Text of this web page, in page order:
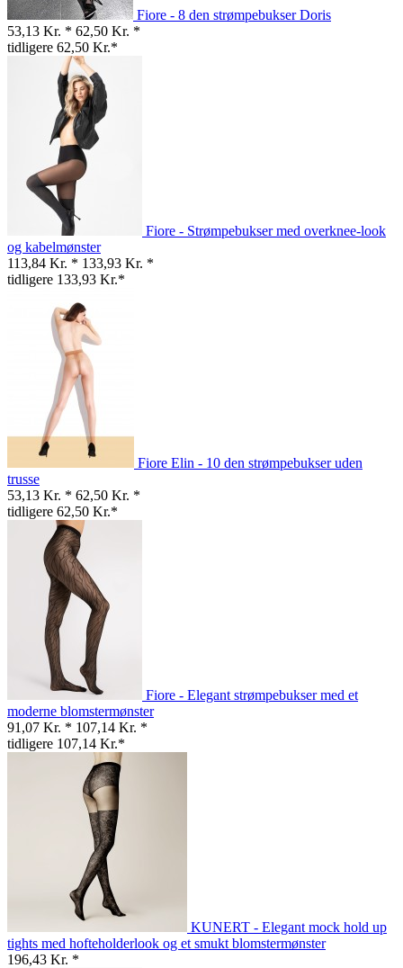
Fiore - 8 den strømpebukser Doris
53,13 Kr. * 62,50 Kr. *
tidligere 62,50 Kr.*
Fiore - Strømpebukser med overknee-look
og kabelmønster
113,84 Kr. * 133,93 Kr. *
tidligere 133,93 Kr.*
Fiore Elin - 10 den strømpebukser uden
trusse
53,13 Kr. * 62,50 Kr. *
tidligere 62,50 Kr.*
Fiore - Elegant strømpebukser med et
moderne blomstermønster
91,07 Kr. * 107,14 Kr. *
tidligere 107,14 Kr.*
KUNERT - Elegant mock hold up
tights med hofteholderlook og et smukt blomstermønster
196,43 Kr. *